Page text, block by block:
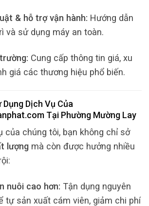
& hỗ trợ vận hành: Hướng dẫn
và sử dụng máy an toàn.
Cung cấp thông tin giá, xu
giá các thương hiệu phổ biến.
Dụng Dịch Vụ Của
Tại Phường Mường Lay
của chúng tôi, bạn không chỉ sở
lượng mà còn được hưởng nhiều
nuôi cao hơn: Tận dụng nguyên
tự sản xuất cám viên, giảm chi phí